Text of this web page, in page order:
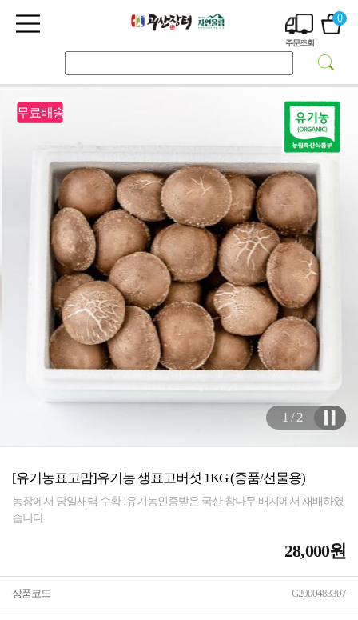
주문조회
0
2 / 2
무료배송
[유기농표고맘]유기농 생표고버섯 1KG (중품/선물용)
농장에서 당일새벽 수확 !유기농인증받은 국산 참나무 배지에서 재배하였
습니다
28,000원
상품코드 G2000483307